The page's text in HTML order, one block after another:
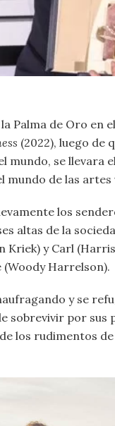
Palma de Oro en
(2022), luego de
mundo, se llevara
de las artes
los
altas de la
Kriek) y Carl
(Woody Harrelson).
y se
sobrevivir por sus
los rudimentos